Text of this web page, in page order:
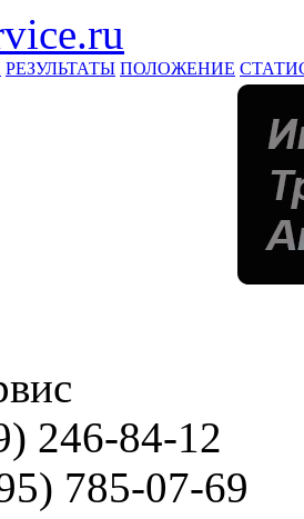
РЕЗУЛЬТАТЫ ПОЛОЖЕНИЕ
246-84-12
785-07-69